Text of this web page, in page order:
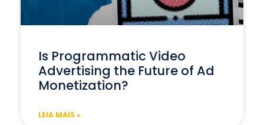
Is Programmatic Video
Advertising the Future of Ad
Monetization?
LEIA MAIS »